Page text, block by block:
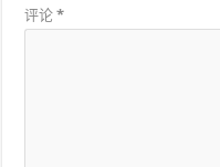
评论*